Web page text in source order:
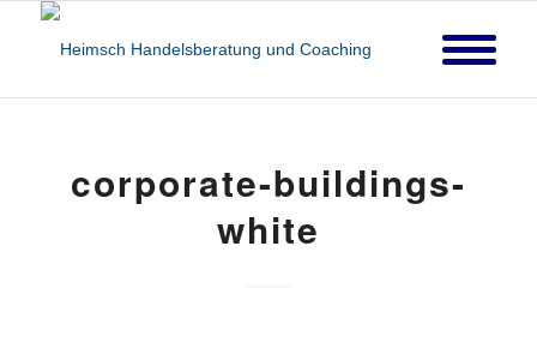
corporate-buildings-
white